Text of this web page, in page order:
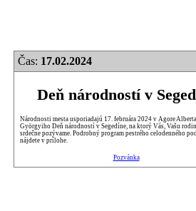
Čas: 17.02.2024
Deň národností v
Národnosti mesta usporiadajú 17. februára 2024 v Agore
Györgyiho Deň národností v Segedíne, na ktorý Vás, Vašu
srdečne pozývame. Podrobný program pestrého celodenného
nájdete v prílohe.
Pozvánka